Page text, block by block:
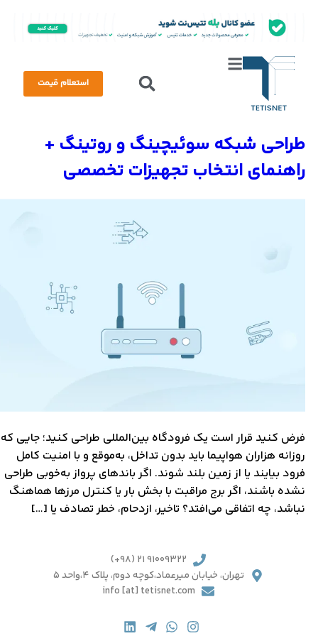
استعلام قیمت
طراحی شبکه سوئیچینگ و روتینگ +
راهنمای انتخاب تجهیزات تخصصی
فرض کنید قرار است یک فرودگاه بین‌المللی طراحی کنید؛ جایی که
روزانه هزاران هواپیما باید بدون تداخل، به‌موقع و با امنیت کامل
فرود بیایند یا از زمین بلند شوند. اگر باندهای پرواز به‌خوبی طراحی
نشده باشند، اگر برج مراقبت با بخش بار یا کنترل مرزها هماهنگ
نباشد، چه اتفاقی می‌افتد؟ تاخیر، ازدحام، خطر تصادف یا […]
91009322 21 (98+)
تهران، خیابان میرعماد،کوچه دوم، پلاک 4،واحد 5
info [at] tetisnet.com